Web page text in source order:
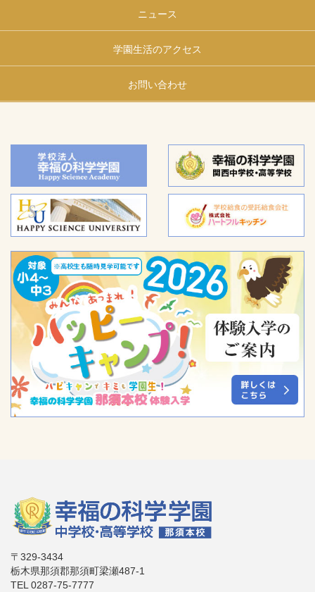
ニュース
学園生活のアクセス
お問い合わせ
〒329-3434
栃木県那須郡那須町梁瀬487-1
TEL 0287-75-7777